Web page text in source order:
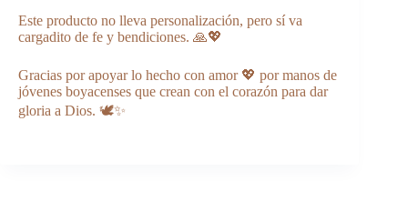
Este producto no lleva personalización, pero sí va
cargadito de fe y bendiciones. 🙏💖
Gracias por apoyar lo hecho con amor 💖 por manos de
jóvenes boyacenses que crean con el corazón para dar
gloria a Dios. 🕊️✨